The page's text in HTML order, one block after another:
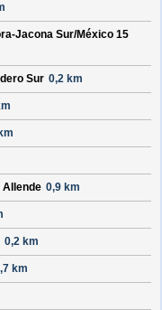
Jacona Sur/México 15
Sur 0,2 km
Allende 0,9 km
0,2 km
km